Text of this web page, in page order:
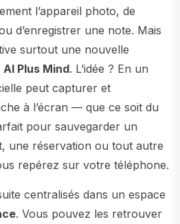
l’appareil photo, de
d’enregistrer une note. Mais
surtout une nouvelle
AI Plus Mind. L’idée ? En un
peut capturer et
à l’écran — que ce soit du
pour sauvegarder un
une réservation ou tout autre
repérez sur votre téléphone.
centralisés dans un espace
. Vous pouvez les retrouver